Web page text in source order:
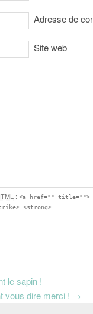
Adresse de
Site web
:<a href="" title="">
<strong>
le sapin !
vous dire merci ! →